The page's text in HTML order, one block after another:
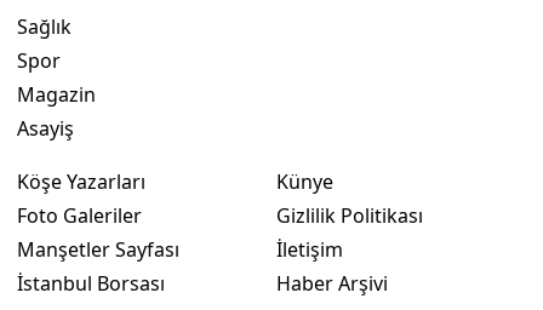
Sağlık
Spor
Magazin
Asayiş
Köşe Yazarları
Foto Galeriler
Manşetler Sayfası
İstanbul Borsası
Künye
Gizlilik Politikası
İletişim
Haber Arşivi